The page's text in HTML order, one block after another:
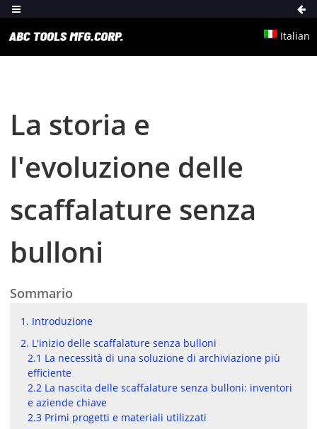
Italian
La storia e
l'evoluzione delle
scaffalature senza
bulloni
Sommario
1. Introduzione
2. L'inizio delle scaffalature senza bulloni
2.1 La necessità di una soluzione di archiviazione più
efficiente
2.2 La nascita delle scaffalature senza bulloni: inventori
e aziende chiave
2.3 Primi progetti e materiali utilizzati